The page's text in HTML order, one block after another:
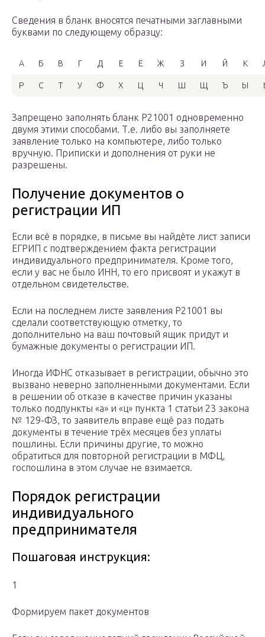
Сведения в бланк вносятся печатными заглавными
буквами по следующему образцу:
А Б В Г Д Е Ё Ж З И Й К
Р С Т У Ф Х Ц Ч Ш Щ Ъ Ы
Запрещено заполнять бланк Р21001 одновременно
двумя этими способами. Т.е. либо вы заполняете
заявление только на компьютере, либо только
вручную. Приписки и дополнения от руки не
разрешены.
Получение документов о
регистрации ИП
Если всё в порядке, в письме вы найдёте лист записи
ЕГРИП с подтверждением факта регистрации
индивидуального предпринимателя. Кроме того,
если у вас не было ИНН, то его присвоят и укажут в
отдельном свидетельстве.
Если на последнем листе заявления Р21001 вы
сделали соответствующую отметку, то
дополнительно на ваш почтовый ящик придут и
бумажные документы о регистрации ИП.
Иногда ИФНС отказывает в регистрации, обычно это
вызвано неверно заполненными документами. Если
в решении об отказе в качестве причин указаны
только подпункты «а» и «ц» пункта 1 статьи 23 закона
№ 129-ФЗ, то заявитель вправе ещё раз подать
документы в течение трёх месяцев без уплаты
пошлины. Если причины другие, то можно
обратиться для повторной регистрации в МФЦ,
госпошлина в этом случае не взимается.
Порядок регистрации
индивидуального
предпринимателя
Пошаговая инструкция:
1
Формируем пакет документов